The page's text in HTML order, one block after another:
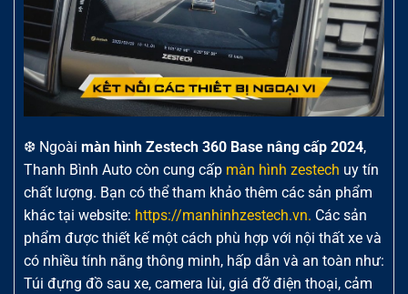
❆ Ngoài màn hình Zestech 360 Base nâng cấp 2024,
Thanh Bình Auto còn cung cấp màn hình zestech uy tín
chất lượng. Bạn có thể tham khảo thêm các sản phẩm
khác tại website: https://manhinhzestech.vn. Các sản
phẩm được thiết kế một cách phù hợp với nội thất xe và
có nhiều tính năng thông minh, hấp dẫn và an toàn như:
Túi đựng đồ sau xe, camera lùi, giá đỡ điện thoại, cảm